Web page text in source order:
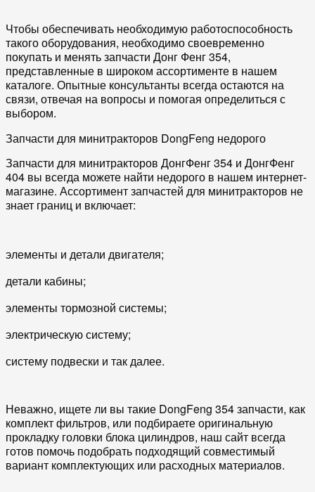
Чтобы обеспечивать необходимую работоспособность
такого оборудования, необходимо своевременно
покупать и менять запчасти Донг Фенг 354,
представленные в широком ассортименте в нашем
каталоге. Опытные консультанты всегда остаются на
связи, отвечая на вопросы и помогая определиться с
выбором.
Запчасти для минитракторов DongFeng недорого
Запчасти для минитракторов ДонгФенг 354 и ДонгФенг
404 вы всегда можете найти недорого в нашем интернет-
магазине. Ассортимент запчастей для минитракторов не
знает границ и включает:
элементы и детали двигателя;
детали кабины;
элементы тормозной системы;
электрическую систему;
систему подвески и так далее.
Неважно, ищете ли вы такие DongFeng 354 запчасти, как
комплект фильтров, или подбираете оригинальную
прокладку головки блока цилиндров, наш сайт всегда
готов помочь подобрать подходящий совместимый
вариант комплектующих или расходных материалов.